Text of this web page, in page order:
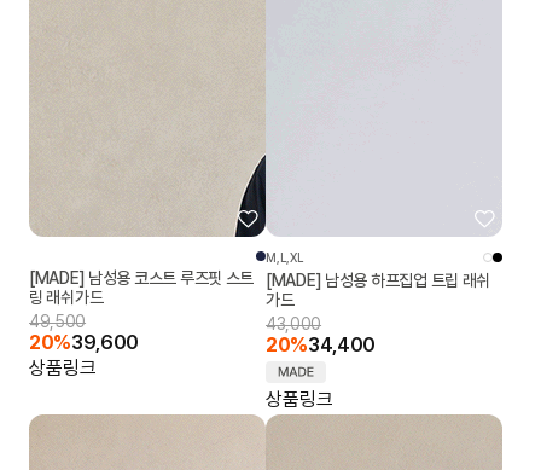
[MADE] 남성용 코스트 루즈핏 스트
링 래쉬가드
49,500
20%39,600
상품링크
M,L,XL
[MADE] 남성용 하프집업 트립 래쉬
가드
43,000
20%34,400
상품링크